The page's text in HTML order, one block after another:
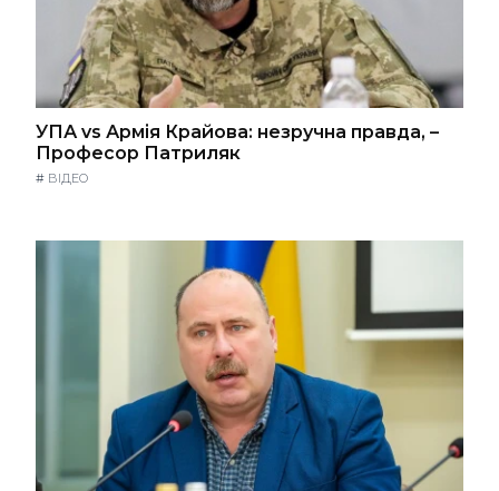
УПА vs Армія Крайова: незручна правда, –
Професор Патриляк
# ВІДЕО